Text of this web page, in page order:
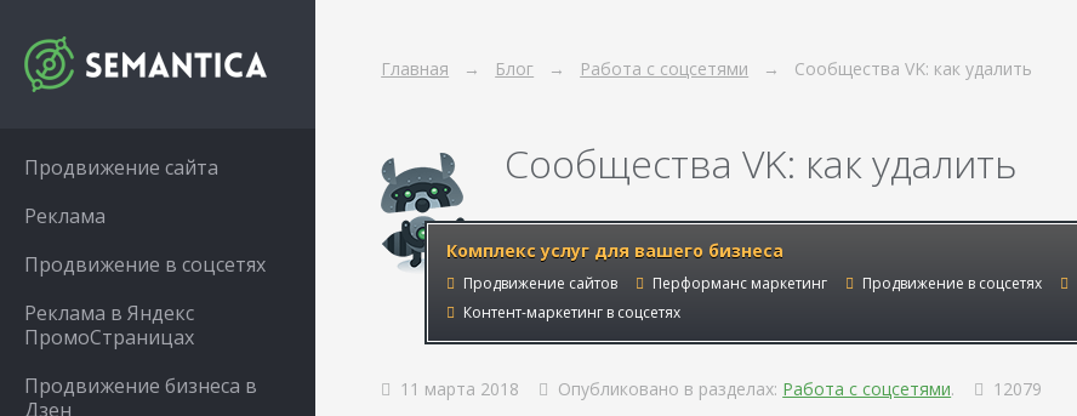
Главная Блог Работа с соцсетями Сообщества VK: как удалить
Сообщества VK: как удалить
Комплекс услуг для вашего бизнеса
Продвижение сайтов Перформанс маркетинг Продвижение в соцсетях
Контент-маркетинг в соцсетях
11 марта 2018 Опубликовано в разделах: Работа с соцсетями. 12079
Продвижение сайта
Реклама
Продвижение в соцсетях
Реклама в Яндекс
ПромоСтраницах
Продвижение бизнеса в
Дзен